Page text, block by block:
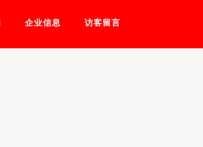
企业信息 访客留言